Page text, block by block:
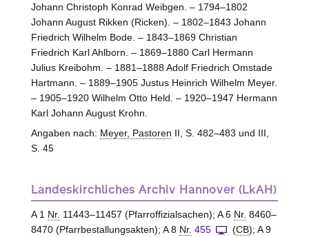
Johann Christoph Konrad Weibgen. – 1794–1802
Johann August Rikken (Ricken). – 1802–1843 Johann
Friedrich Wilhelm Bode. – 1843–1869 Christian
Friedrich Karl Ahlborn. – 1869–1880 Carl Hermann
Julius Kreibohm. – 1881–1888 Adolf Friedrich Omstade
Hartmann. – 1889–1905 Justus Heinrich Wilhelm Meyer.
– 1905–1920 Wilhelm Otto Held. – 1920–1947 Hermann
Karl Johann August Krohn.
Angaben nach: Meyer, Pastoren II, S. 482–483 und III,
S. 45
Landeskirchliches Archiv Hannover (LkAH)
A 1 Nr. 11443–11457 (Pfarroffizialsachen); A 6 Nr. 8460–
8470 (Pfarrbestallungsakten); A 8 Nr. 455 (CB); A 9